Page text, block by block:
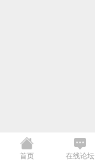
首页 在线论坛